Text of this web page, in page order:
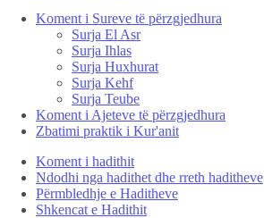
Koment i Sureve të përzgjedhura
Surja El Asr
Surja Ihlas
Surja Huxhurat
Surja Kehf
Surja Teube
Koment i Ajeteve të përzgjedhura
Zbatimi praktik i Kur'anit
Koment i hadithit
Ndodhi nga hadithet dhe rreth haditheve
Përmbledhje e Haditheve
Shkencat e Hadithit